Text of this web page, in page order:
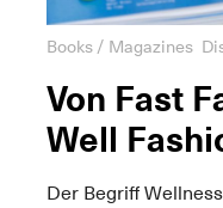
Books / Magazines
Von Fast
Well
Der Begriff